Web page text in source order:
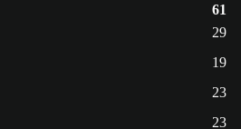
61
29
19
23
23